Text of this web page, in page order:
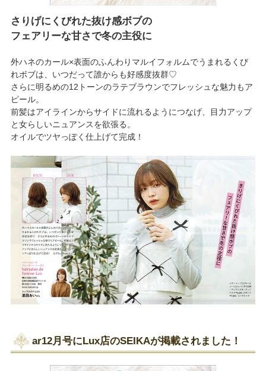
さりげにくびれた抜け感ボブの
フェアリーな甘さで冬の主役に
外ハネのカール×表面のふんわりマルイフォルムでうまれるくび
れボブは、いつだって誰からも好感度抜群♡
さらに明るめの12トーンのラテブラウンでフレッシュな魅力もア
ピール。
前髪はアイラインからサイドに流れるようにつなげ、目力アップ
と女らしいニュアンスを欲張る。
オイルでツヤっぽく仕上げて完成！
ar12月号にLux店のSEIKAが掲載されました！